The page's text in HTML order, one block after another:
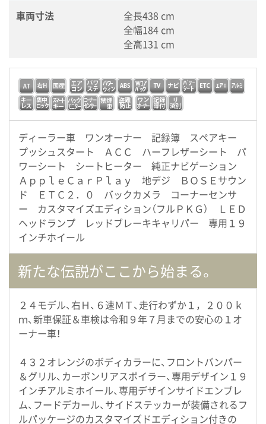
車両寸法
全長438 cm
全幅184 cm
全高131 cm
ディーラー車 ワンオーナー 記録簿 スペアキー
プッシュスタート ＡＣＣ ハーフレザーシート パ
ワーシート シートヒーター 純正ナビゲーション
ＡｐｐｌｅＣａｒＰｌａｙ 地デジ ＢＯＳＥサウン
ド ＥＴＣ２．０ バックカメラ コーナーセンサ
ー カスタマイズエディション（フルＰＫＧ） ＬＥＤ
ヘッドランプ レッドブレーキキャリパー 専用１９
インチホイール
新たな伝説がここから始まる。
２４モデル、右Ｈ、６速ＭＴ、走行わずか１，２００ｋ
ｍ、新車保証＆車検は令和９年７月までの安心の１オ
ーナー車！
４３２オレンジのボディカラーに、フロントバンパー
＆グリル、カーボンリアスポイラー、専用デザイン１９
インチアルミホイール、専用デザインサイドエンブレ
ム、フードデカール、サイドステッカーが装備されるフ
ルパッケージのカスタマイズドエディション付きの